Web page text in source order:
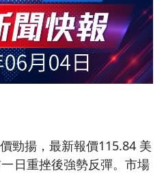
勁揚，最新報價115.84 美
日重挫後強勢反彈。市場